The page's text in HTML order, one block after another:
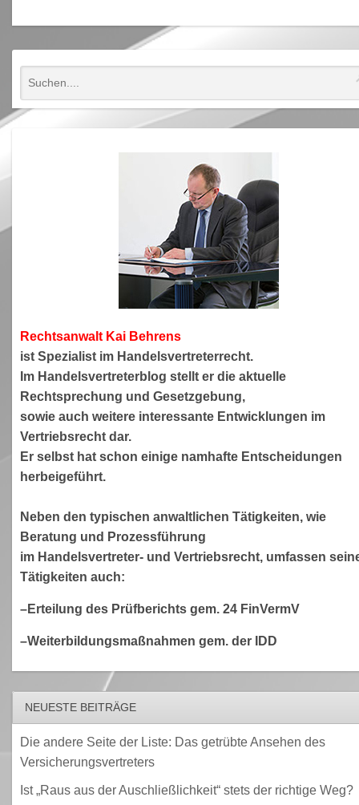
Rechtsanwalt Kai Behrens
ist Spezialist im Handelsvertreterrecht.
Im Handelsvertreterblog stellt er die aktuelle
Rechtsprechung und Gesetzgebung,
sowie auch weitere interessante Entwicklungen im
Vertriebsrecht dar.
Er selbst hat schon einige namhafte Entscheidungen
herbeigeführt.
Neben den typischen anwaltlichen Tätigkeiten, wie
Beratung und Prozessführung
im Handelsvertreter- und Vertriebsrecht, umfassen
Tätigkeiten auch:
–Erteilung des Prüfberichts gem. 24 FinVermV
–Weiterbildungsmaßnahmen gem. der IDD
NEUESTE BEITRÄGE
Die andere Seite der Liste: Das getrübte Ansehen des
Versicherungsvertreters
Ist „Raus aus der Auschließlichkeit“ stets der richtige Weg?